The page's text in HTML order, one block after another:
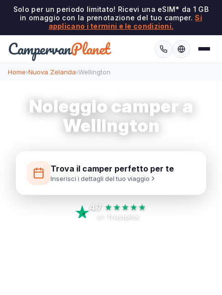
Solo per un periodo limitato! Ricevi una eSIM* da 1 GB
in omaggio con la prenotazione del tuo camper.Si
applicano i termini e le condizioni.
CampervanPlanet
Home›Nuova Zelanda›Wellington
Noleggio camper a
Wellington
Trova il camper perfetto per te
Inserisci i dettagli del tuo viaggio
4.7 ★★★★★
Trustpilot